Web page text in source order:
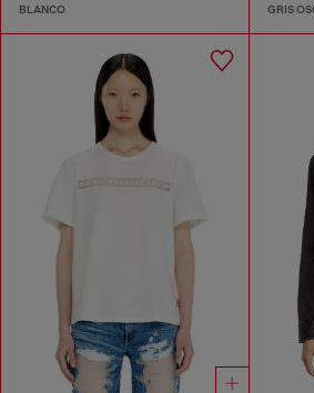
BLANCO GRIS